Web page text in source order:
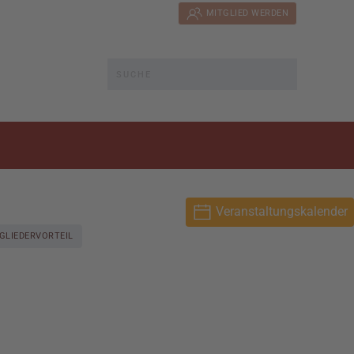
MITGLIED WERDEN
Veranstaltungskalender